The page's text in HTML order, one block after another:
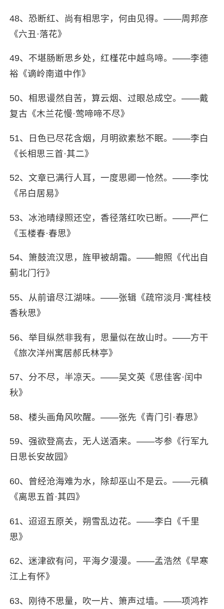
48、恐断红、尚有相思字，何由见得。——周邦彦
《六丑·落花》
49、不堪肠断思乡处，红槿花中越鸟啼。——李德
裕《谪岭南道中作》
50、相思谩然自苦，算云烟、过眼总成空。——戴
复古《木兰花慢·莺啼啼不尽》
51、日色已尽花含烟，月明欲素愁不眠。——李白
《长相思三首·其二》
52、文章已满行人耳，一度思卿一怆然。——李忱
《吊白居易》
53、冰池晴绿照还空，香径落红吹已断。——严仁
《玉楼春·春思》
54、箫鼓流汉思，旌甲被胡霜。——鲍照《代出自
蓟北门行》
55、从前谙尽江湖味。——张辑《疏帘淡月·寓桂枝
香秋思》
56、举目纵然非我有，思量似在故山时。——方干
《旅次洋州寓居郝氏林亭》
57、分不尽，半凉天。——吴文英《思佳客·闰中
秋》
58、楼头画角风吹醒。——张先《青门引·春思》
59、强欲登高去，无人送酒来。——岑参《行军九
日思长安故园》
60、曾经沧海难为水，除却巫山不是云。——元稹
《离思五首·其四》
61、迢迢五原关，朔雪乱边花。——李白《千里
思》
62、迷津欲有问，平海夕漫漫。——孟浩然《早寒
江上有怀》
63、刚待不思量，吹一片、箫声过墙。——项鸿祚